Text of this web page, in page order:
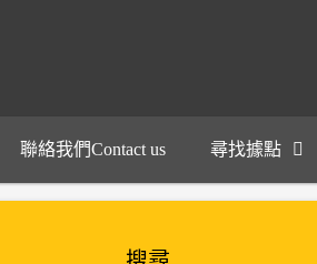
聯絡我們Contact us 尋找據點